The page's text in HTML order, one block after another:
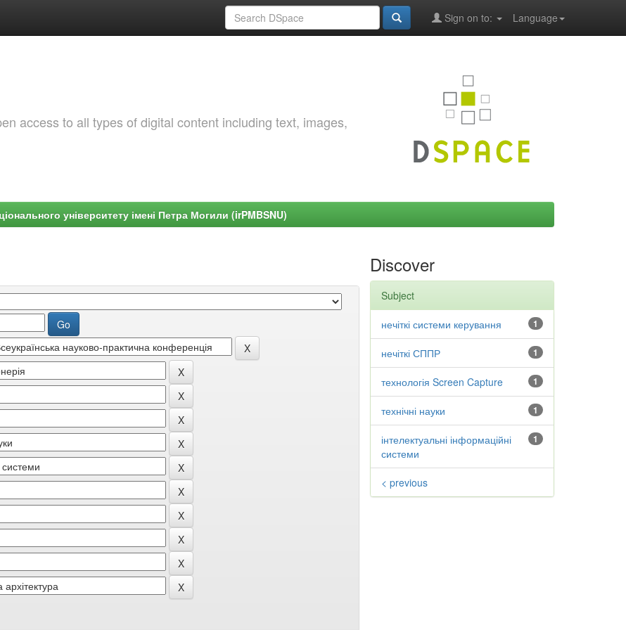
Language
Sign on to:
access to all types of digital content including text, images,
університету імені Петра Могили (irPMBSNU)
Discover
Subject
1
нечіткі системи керування
1
нечіткі СППР
1
технологія Screen Capture
1
технічні науки
1
інтелектуальні інформаційні
системи
< previous